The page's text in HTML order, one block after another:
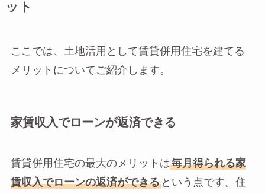
ット
ここでは、土地活用として賃貸併用住宅を建てる
メリットについてご紹介します。
家賃収入でローンが返済できる
賃貸併用住宅の最大のメリットは毎月得られる家
賃収入でローンの返済ができるという点です。住